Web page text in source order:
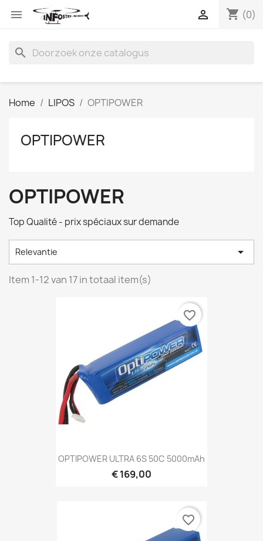
 shopping_cart (0)

search
Home LIPOS OPTIPOWER
OPTIPOWER
OPTIPOWER
Top Qualité - prix spéciaux sur demande
Relevantie 
Item 1-12 van 17 in totaal item(s)
OPTIPOWER ULTRA 6S 50C 5000mAh
€ 169,00
favorite_border
favorite_border